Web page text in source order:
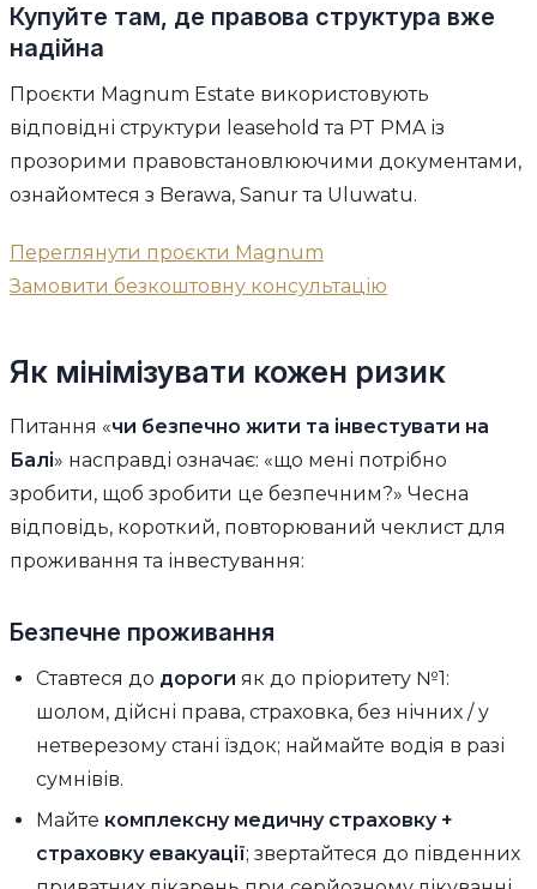
Купуйте там, де правова структура вже
надійна
Проєкти Magnum Estate використовують
відповідні структури leasehold та PT PMA із
прозорими правовстановлюючими документами,
ознайомтеся з Berawa, Sanur та Uluwatu.
Переглянути проєкти Magnum
Замовити безкоштовну консультацію
Як мінімізувати кожен ризик
Питання «чи безпечно жити та інвестувати на
Балі» насправді означає: «що мені потрібно
зробити, щоб зробити це безпечним?» Чесна
відповідь, короткий, повторюваний чеклист для
проживання та інвестування:
Безпечне проживання
Ставтеся до дороги як до пріоритету №1:
шолом, дійсні права, страховка, без нічних / у
нетверезому стані їздок; наймайте водія в разі
сумнівів.
Майте комплексну медичну страховку +
страховку евакуації; звертайтеся до південних